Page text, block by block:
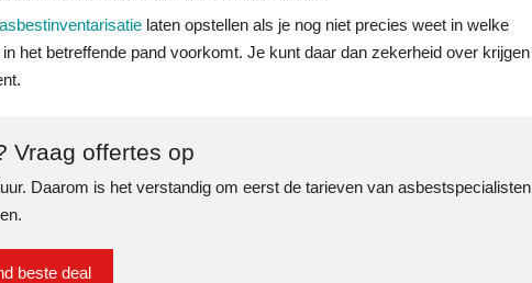
asbestinventarisatie laten opstellen als je nog niet precies weet in welke
het betreffende pand voorkomt. Je kunt daar dan zekerheid over krijgen
Vraag offertes op
Daarom is het verstandig om eerst de tarieven van asbestspecialisten
beste deal